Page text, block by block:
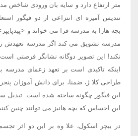
متر ارتفاع دارد و سایه بان ورودی شاخص
تندیس آمیزه ای انتزاعی از دو فیگور
بچه هارا به مدرسه فرا می خواند و
مدرسه تشویق می کند اگر مدرسه تعهدش
نکند! این تصویر دوگانه نشانگر فرصتی
اینکه تاکیدی است بر تعهد زعمای مدرسه
طراحی کلا ژ، ضمنا، برای دانش آموزان
این فیگور چگونه ساخته شده است. تبدیل
این احساس که بچه هانیز می توانند چنین
در بیچر اسکول، علا وه بر این دو اثر